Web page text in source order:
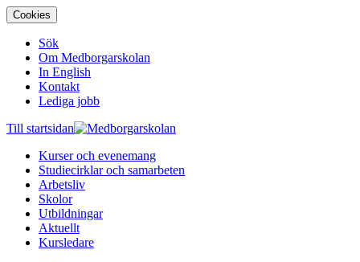
Cookies
Sök
Om Medborgarskolan
In English
Kontakt
Lediga jobb
Till startsidan
Kurser och evenemang
Studiecirklar och samarbeten
Arbetsliv
Skolor
Utbildningar
Aktuellt
Kursledare